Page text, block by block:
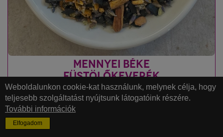
MENNYEI BÉKE
FÜSTÖLŐKEVERÉK
15 g
100% természetes
Weboldalunkon cookie-kat használunk, melynek célja, hogy
teljesebb szolgáltatást nyújtsunk látogatóink részére.
További információk
Elfogadom